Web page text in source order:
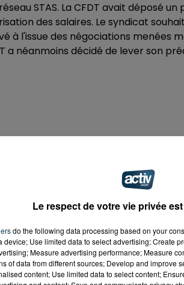
STAS. La CFDT avait déposé
des salaires. Le syndicat
à l'issue des négociations menées
néanmoins décidé de lever son
Le respect de votre vie privée
do the following data processing based on your
device; Use limited data to select advertising; Create
Measure advertising performance; Measure
of data from different sources; Develop and improve
content; Use limited data to select content;